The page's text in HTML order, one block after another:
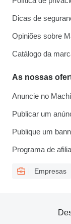
Dicas de
Opiniões sobre
Catálogo da
As nossas
Anuncie no
Publicar um
Publique um
Programa de
Empresas